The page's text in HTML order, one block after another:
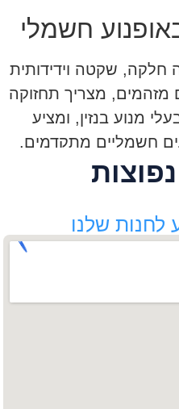
חשמלי
חלקה, שקטה וידידותית
מזהמים, מצריך תחזוקה
מנוע בנזין, ומציע
חשמליים מתקדמים.
סוללה נמוכה בהרבה
באופנועים
מצוידים בסוללות
לחנות שלנו